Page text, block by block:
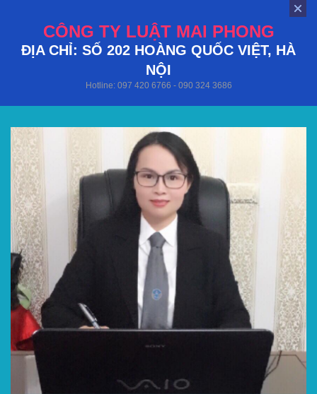
CÔNG TY LUẬT MAI PHONG
ĐỊA CHỈ: SỐ 202 HOÀNG QUỐC VIỆT, HÀ
NỘI
Hotline: 097 420 6766 - 090 324 3686